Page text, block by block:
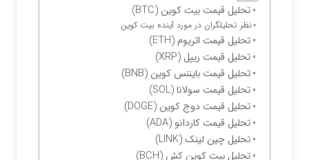
تحلیل قیمت بیت کوین (BTC)
نظر تحلیلگران در مورد آینده بیت کوین
تحلیل قیمت اتریوم (ETH)
تحلیل قیمت ریپل (XRP)
تحلیل قیمت بایننس کوین (BNB)
تحلیل قیمت سولانا (SOL)
تحلیل قیمت دوج کوین (DOGE)
تحلیل قیمت کاردانو (ADA)
تحلیل چین لینک (LINK)
تحلیل بیت کوین کش (BCH)